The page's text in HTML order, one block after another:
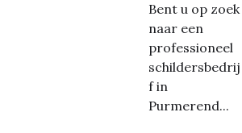
Bent u op zoek
naar een
professioneel
schildersbedrij
f in
Purmerend...